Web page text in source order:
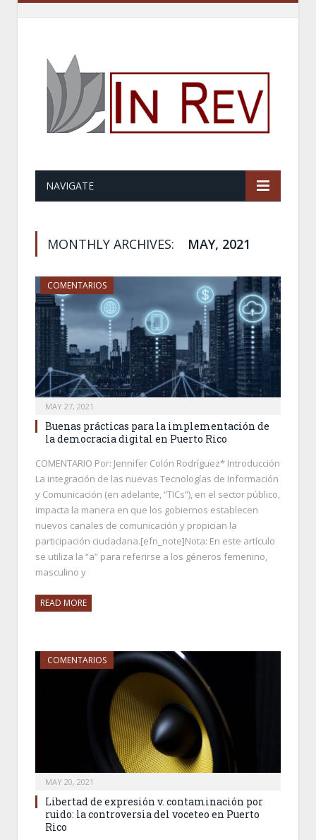
NAVIGATE
MONTHLY ARCHIVES: MAY, 2021
COMENTARIOS
MAY 27, 2021
Buenas prácticas para la implementación de
la democracia digital en Puerto Rico
COMENTARIO Por: Jennifer Colón Rodríguez* Introducción
La integración de las nuevas Tecnologías de Información
y Comunicación (en adelante, “TICs”), en el sector público,
impacta la manera en que los gobiernos establecen
nuevos canales de comunicación y propician la
participación ciudadana.[efn_note]Nota: En este artículo
se utiliza la “a” para referirse a los géneros femenino,
masculino y
READ MORE
COMENTARIOS
MAY 20, 2021
Libertad de expresión v. contaminación por
ruido: la controversia del voceteo en Puerto
Rico